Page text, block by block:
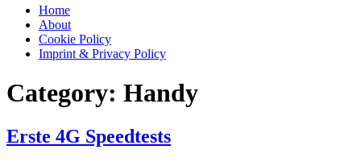
Home
About
Cookie Policy
Imprint & Privacy Policy
Category: Handy
Erste 4G Speedtests